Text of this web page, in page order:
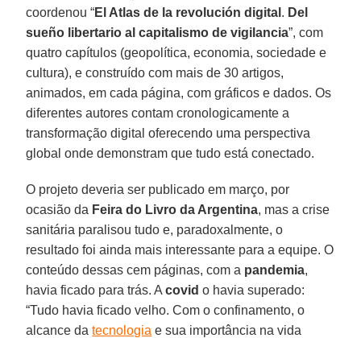
coordenou “El Atlas de la revolución digital . Del
sueño libertario al capitalismo de vigilancia”, com
quatro capítulos (geopolítica, economia, sociedade e
cultura), e construído com mais de 30 artigos,
animados, em cada página, com gráficos e dados. Os
diferentes autores contam cronologicamente a
transformação digital oferecendo uma perspectiva
global onde demonstram que tudo está conectado.
O projeto deveria ser publicado em março, por
ocasião da Feira do Livro da Argentina, mas a crise
sanitária paralisou tudo e, paradoxalmente, o
resultado foi ainda mais interessante para a equipe. O
conteúdo dessas cem páginas, com a pandemia,
havia ficado para trás. Acovid o havia superado:
“Tudo havia ficado velho. Com o confinamento, o
alcance datecnologia e sua importância na vida